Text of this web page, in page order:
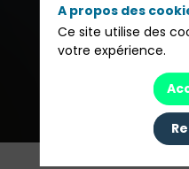
suivi
A propos des
Ce site utilise des
votre expérience.